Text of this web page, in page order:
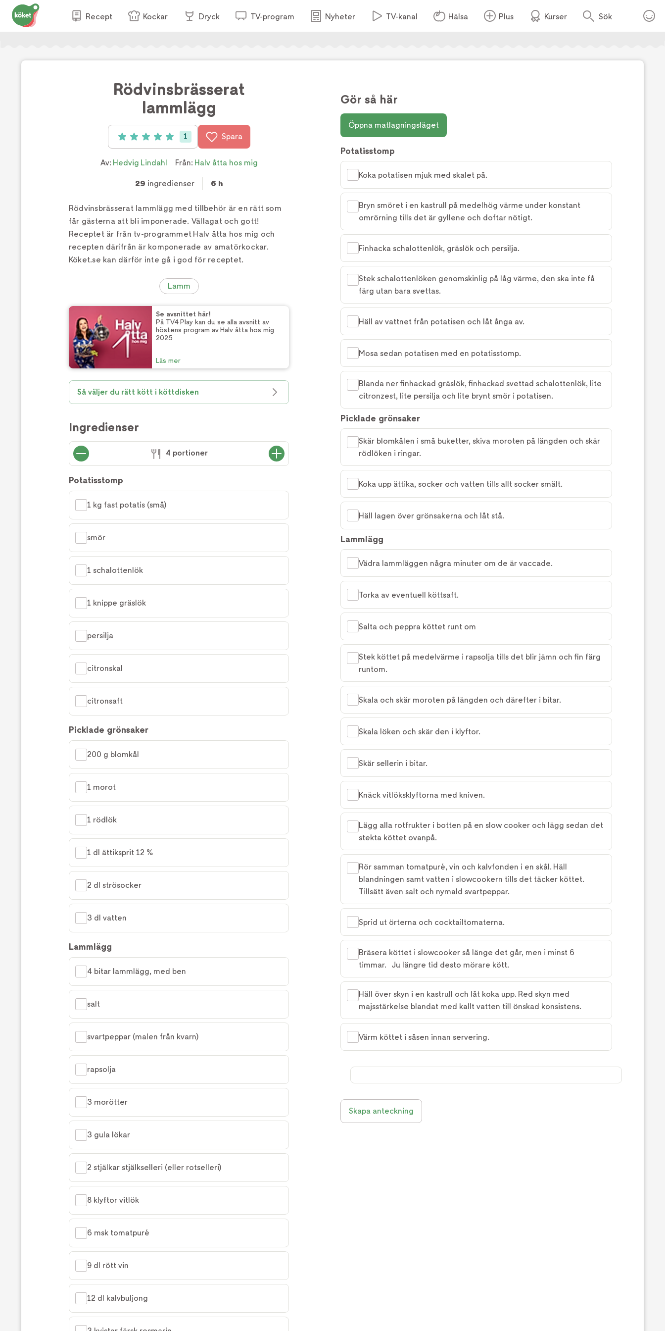
Recept Kockar Dryck TV-program Nyheter TV-kanal Hälsa Plus Kurser Sök
Foto:Tv4
Rödvinsbrässerat
lammlägg
Betyg: 5 av 5 (1 röster)
1 Spara
Av: Hedvig Lindahl Från: Halv åtta hos mig
29 ingredienser 6 h
Rödvinsbrässerat lammlägg med tillbehör är en rätt som
får gästerna att bli imponerade. Vällagat och gott!
Receptet är från tv-programmet Halv åtta hos mig och
recepten därifrån är komponerade av amatörkockar.
Köket.se kan därför inte gå i god för receptet.
Lamm
Se avsnittet här!
På TV4 Play kan du se alla avsnitt av
höstens program av Halv åtta hos mig
2025
Läs mer
Så väljer du rätt kött i köttdisken
Ingredienser
4 portioner
Potatisstomp
1 kg fast potatis (små)
smör
1 schalottenlök
1 knippe gräslök
persilja
citronskal
citronsaft
Picklade grönsaker
200 g blomkål
1 morot
1 rödlök
1 dl ättiksprit 12 %
2 dl strösocker
3 dl vatten
Lammlägg
4 bitar lammlägg, med ben
salt
svartpeppar (malen från kvarn)
rapsolja
3 morötter
3 gula lökar
2 stjälkar stjälkselleri (eller rotselleri)
8 klyftor vitlök
6 msk tomatpuré
9 dl rött vin
12 dl kalvbuljong
Gör så här
Öppna matlagningsläget
Potatisstomp
Koka potatisen mjuk med skalet på.
Bryn smöret i en kastrull på medelhög värme under konstant
omrörning tills det är gyllene och doftar nötigt.
Finhacka schalottenlök, gräslök och persilja.
Stek schalottenlöken genomskinlig på låg värme, den ska inte få
färg utan bara svettas.
Häll av vattnet från potatisen och låt ånga av.
Mosa sedan potatisen med en potatisstomp.
Blanda ner finhackad gräslök, finhackad svettad schalottenlök, lite
citronzest, lite persilja och lite brynt smör i potatisen.
Picklade grönsaker
Skär blomkålen i små buketter, skiva moroten på längden och skär
rödlöken i ringar.
Koka upp ättika, socker och vatten tills allt socker smält.
Häll lagen över grönsakerna och låt stå.
Lammlägg
Vädra lammläggen några minuter om de är vaccade.
Torka av eventuell köttsaft.
Salta och peppra köttet runt om
Stek köttet på medelvärme i rapsolja tills det blir jämn och fin färg
runtom.
Skala och skär moroten på längden och därefter i bitar.
Skala löken och skär den i klyftor.
Skär sellerin i bitar.
Knäck vitlöksklyftorna med kniven.
Lägg alla rotfrukter i botten på en slow cooker och lägg sedan det
stekta köttet ovanpå.
Rör samman tomatpuré, vin och kalvfonden i en skål. Häll
blandningen samt vatten i slowcookern tills det täcker köttet.
Tillsätt även salt och nymald svartpeppar.
Sprid ut örterna och cocktailtomaterna.
Bräsera köttet i slowcooker så länge det går, men i minst 6
timmar. Ju längre tid desto mörare kött.
Häll över skyn i en kastrull och låt koka upp. Red skyn med
majsstärkelse blandat med kallt vatten till önskad konsistens.
Värm köttet i såsen innan servering.
Skapa anteckning